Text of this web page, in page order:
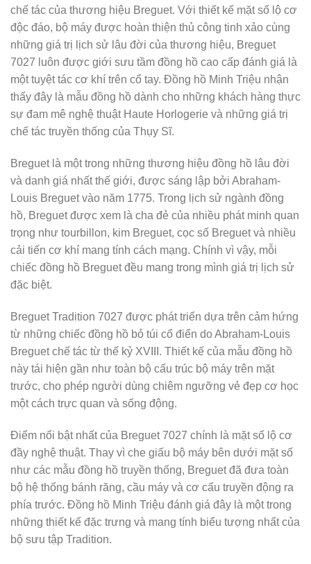
chế tác của thương hiệu Breguet. Với thiết kế mặt số lộ cơ
độc đáo, bộ máy được hoàn thiện thủ công tinh xảo cùng
những giá trị lịch sử lâu đời của thương hiệu, Breguet
7027 luôn được giới sưu tầm đồng hồ cao cấp đánh giá là
một tuyệt tác cơ khí trên cổ tay. Đồng hồ Minh Triệu nhận
thấy đây là mẫu đồng hồ dành cho những khách hàng thực
sự đam mê nghệ thuật Haute Horlogerie và những giá trị
chế tác truyền thống của Thụy Sĩ.
Breguet là một trong những thương hiệu đồng hồ lâu đời
và danh giá nhất thế giới, được sáng lập bởi Abraham-
Louis Breguet vào năm 1775. Trong lịch sử ngành đồng
hồ, Breguet được xem là cha đẻ của nhiều phát minh quan
trọng như tourbillon, kim Breguet, cọc số Breguet và nhiều
cải tiến cơ khí mang tính cách mạng. Chính vì vậy, mỗi
chiếc đồng hồ Breguet đều mang trong mình giá trị lịch sử
đặc biệt.
Breguet Tradition 7027 được phát triển dựa trên cảm hứng
từ những chiếc đồng hồ bỏ túi cổ điển do Abraham-Louis
Breguet chế tác từ thế kỷ XVIII. Thiết kế của mẫu đồng hồ
này tái hiện gần như toàn bộ cấu trúc bộ máy trên mặt
trước, cho phép người dùng chiêm ngưỡng vẻ đẹp cơ học
một cách trực quan và sống động.
Điểm nổi bật nhất của Breguet 7027 chính là mặt số lộ cơ
đầy nghệ thuật. Thay vì che giấu bộ máy bên dưới mặt số
như các mẫu đồng hồ truyền thống, Breguet đã đưa toàn
bộ hệ thống bánh răng, cầu máy và cơ cấu truyền động ra
phía trước. Đồng hồ Minh Triệu đánh giá đây là một trong
những thiết kế đặc trưng và mang tính biểu tượng nhất của
bộ sưu tập Tradition.